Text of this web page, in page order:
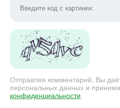
Отправляя комментарий, Вы
персональных данных и
конфиденциальности.